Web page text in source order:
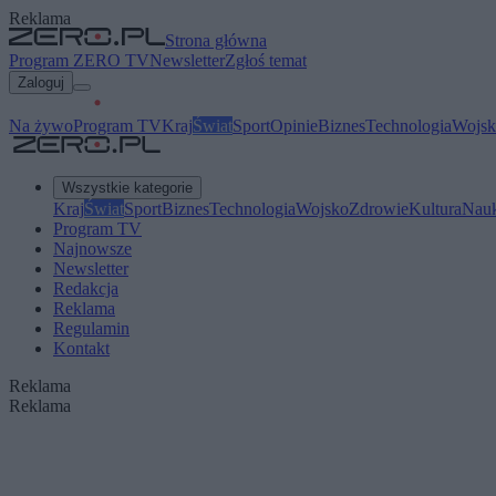
Reklama
Strona główna
Program ZERO TVNewsletterZgłoś temat
Zaloguj
Na żywoProgram TVKrajŚwiatSportOpinieBiznesTechnologia
Wszystkie kategorie
KrajŚwiatSportBiznesTechnologiaWojskoZdrowieKultura
Program TV
Najnowsze
Newsletter
Redakcja
Reklama
Regulamin
Kontakt
Reklama
Reklama